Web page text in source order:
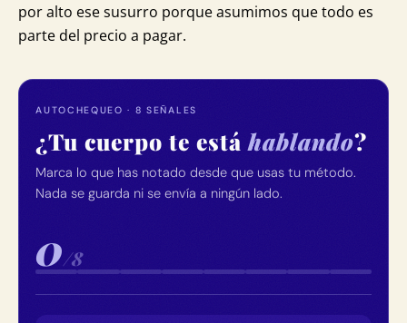
por alto ese susurro porque asumimos que todo es
parte del precio a pagar.
AUTOCHEQUEO · 8 SEÑALES
¿Tu cuerpo te estáhablando?
Marca lo que has notado desde que usas tu método.
Nada se guarda ni se envía a ningún lado.
0/8